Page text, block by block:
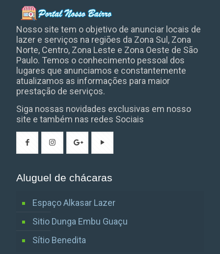
Nosso site tem o objetivo de anunciar locais de
lazer e serviços na regiões da Zona Sul, Zona
Norte, Centro, Zona Leste e Zona Oeste de São
Paulo. Temos o conhecimento pessoal dos
lugares que anunciamos e constantemente
atualizamos as informações para maior
prestação de serviços.
Siga nossas novidades exclusivas em nosso
site e também nas redes Sociais
Aluguel de chácaras
Espaço Alkasar Lazer
Sitio Dunga Embu Guaçu
Sítio Benedita